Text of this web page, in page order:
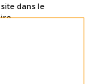
dans le